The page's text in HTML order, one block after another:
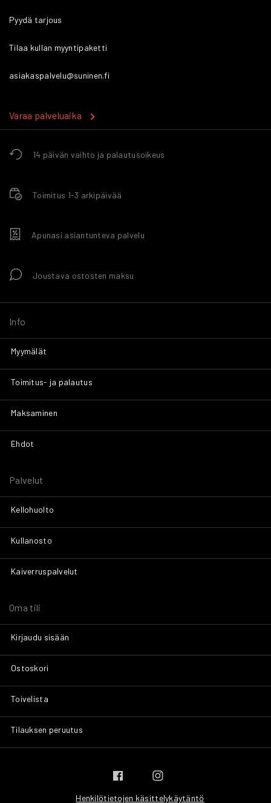
14 päivän vaihto ja palautusoikeus
Toimitus 1-3 arkipäivää
Apunasi asiantunteva palvelu
Joustava ostosten maksu
Info
Myymälät
Toimitus- ja palautus
Maksaminen
Ehdot
Palvelut
Kellohuolto
Kullanosto
Kaiverruspalvelut
Oma tili
Kirjaudu sisään
Ostoskori
Toivelista
Tilauksen peruutus
Pyydä tarjous
Tilaa kullan myyntipaketti
asiakaspalvelu@suninen.fi
Varaa palveluaika
Henkilötietojen käsittelykäytäntö